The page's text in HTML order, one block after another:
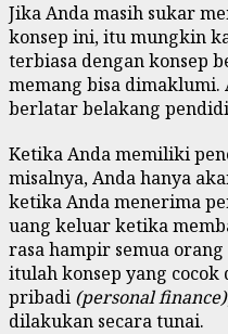
Jika Anda masih sukar
konsep ini, itu mungkin
terbiasa dengan konsep
memang bisa
berlatar belakang
Ketika Anda memiliki
misalnya, Anda hanya
ketika Anda menerima
uang keluar ketika
rasa hampir semua
itulah konsep yang
pribadi (personal finance)
dilakukan secara tunai.